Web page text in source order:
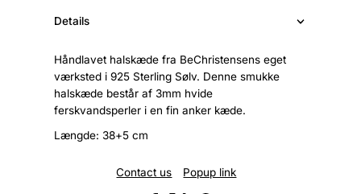
Details
Håndlavet halskæde fra BeChristensens eget
værksted i 925 Sterling Sølv. Denne smukke
halskæde består af 3mm hvide
ferskvandsperler i en fin anker kæde.
Længde: 38+5 cm
Contact us Popup link